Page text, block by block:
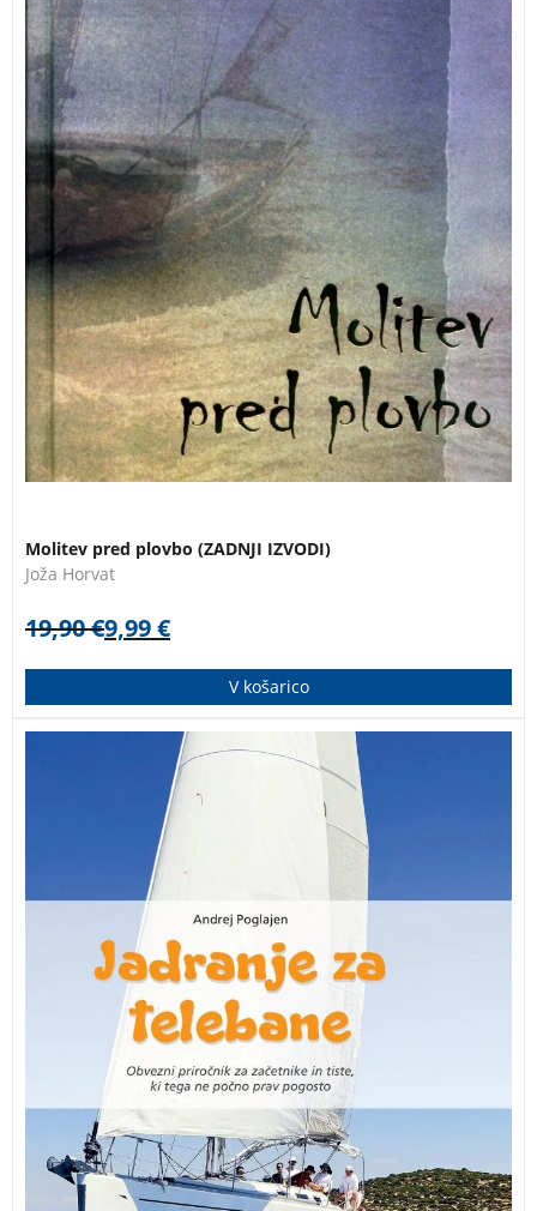
Molitev pred plovbo (ZADNJI IZVODI)
Joža Horvat
19,90€9,99€
V košarico
Jadranje za telebane je priročnik za jadralce začetnike
in vse tiste, ki tega ne počno prav pogosto. V jasnem,
jedrnatem, duhovitem in mestoma zbadljivem tonu so
na humoren način predstavljene osnovne stvari o tem,
kako se pripraviti na jadranje, kako na barki preživeti
in se ob tem še dobro imeti.